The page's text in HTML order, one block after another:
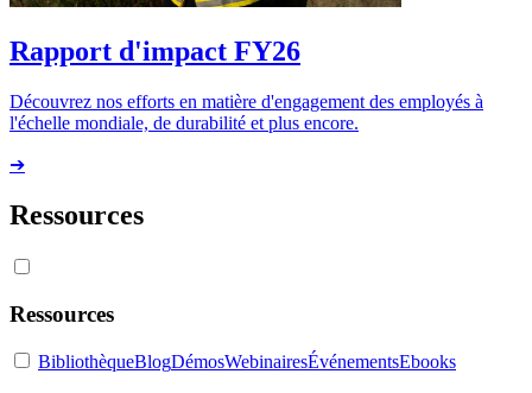
Rapport d'impact FY26
Découvrez nos efforts en matière d'engagement des employés à
l'échelle mondiale, de durabilité et plus encore.
➔
Ressources
Ressources
BibliothèqueBlogDémosWebinairesÉvénementsEbooks